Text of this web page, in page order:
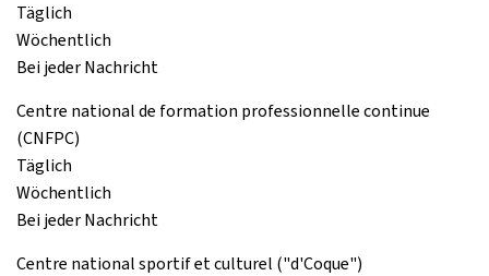
Täglich
Wöchentlich
Bei jeder Nachricht
Centre national de formation professionnelle continue
(CNFPC)
Täglich
Wöchentlich
Bei jeder Nachricht
Centre national sportif et culturel ("d'Coque")